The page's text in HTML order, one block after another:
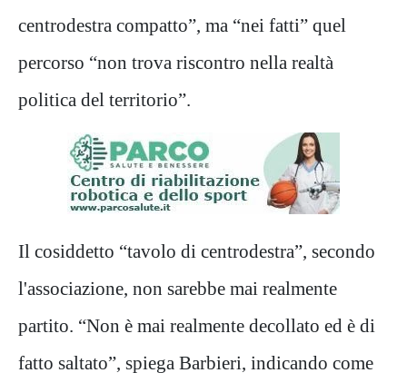
centrodestra compatto”, ma “nei fatti” quel
percorso “non trova riscontro nella realtà
politica del territorio”.
Il cosiddetto “tavolo di centrodestra”, secondo
l'associazione, non sarebbe mai realmente
partito. “Non è mai realmente decollato ed è di
fatto saltato”, spiega Barbieri, indicando come